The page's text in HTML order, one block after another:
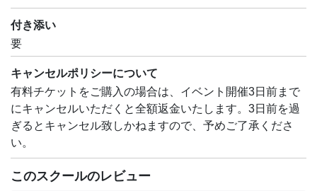
付き添い
要
キャンセルポリシーについて
有料チケットをご購入の場合は、イベント開催3日前まで
にキャンセルいただくと全額返金いたします。3日前を過
ぎるとキャンセル致しかねますので、予めご了承くださ
い。
このスクールのレビュー